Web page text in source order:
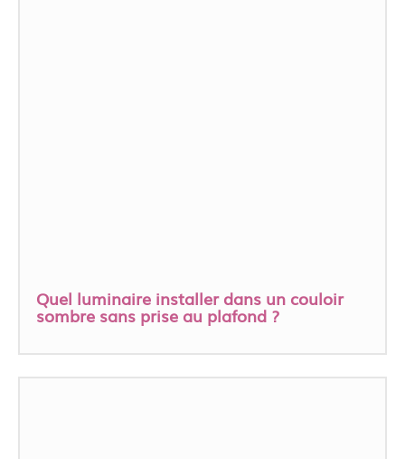
Quel luminaire installer dans un couloir
sombre sans prise au plafond ?